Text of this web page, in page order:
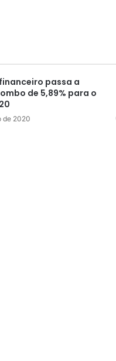
passa a
de 5,89% para o
de 2020